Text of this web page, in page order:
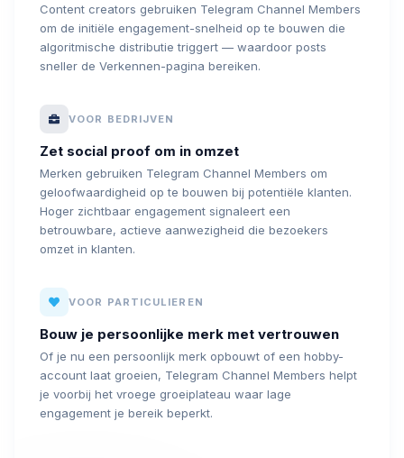
Content creators gebruiken Telegram Channel Members
om de initiële engagement-snelheid op te bouwen die
algoritmische distributie triggert — waardoor posts
sneller de Verkennen-pagina bereiken.
VOOR BEDRIJVEN
Zet social proof om in omzet
Merken gebruiken Telegram Channel Members om
geloofwaardigheid op te bouwen bij potentiële klanten.
Hoger zichtbaar engagement signaleert een
betrouwbare, actieve aanwezigheid die bezoekers
omzet in klanten.
VOOR PARTICULIEREN
Bouw je persoonlijke merk met vertrouwen
Of je nu een persoonlijk merk opbouwt of een hobby-
account laat groeien, Telegram Channel Members helpt
je voorbij het vroege groeiplateau waar lage
engagement je bereik beperkt.